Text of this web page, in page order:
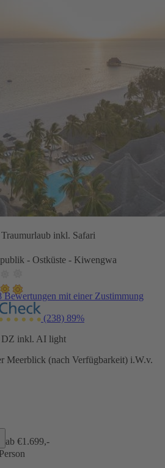
inkl. Safari
- Ostküste - Kiwengwa
Bewertungen mit einer Zustimmung
(238) 89%
DZ inkl. AI light
Meerblick (nach Verfügbarkeit) i.W.v.
ab €1.699,-